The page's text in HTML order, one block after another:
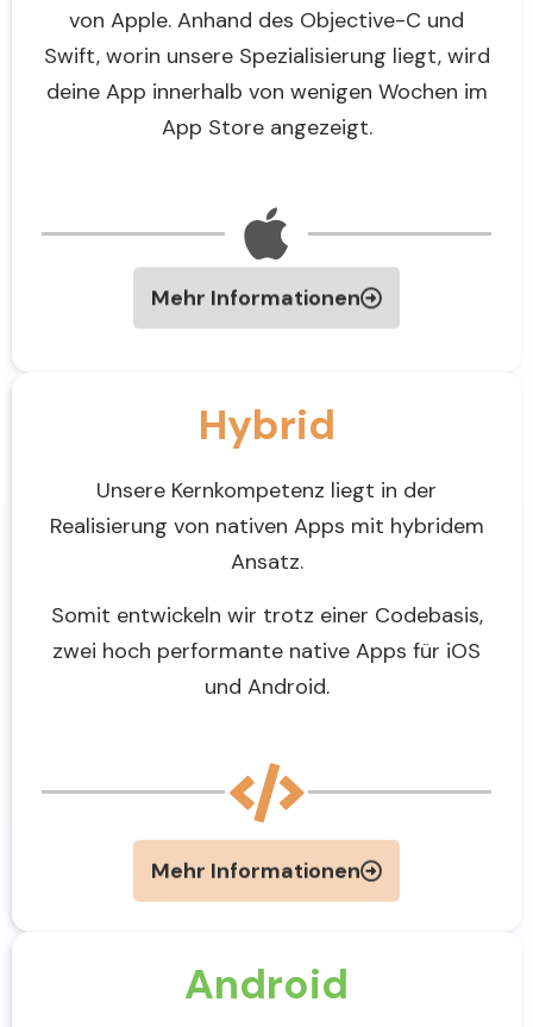
von Apple. Anhand des Objective-C und
Swift, worin unsere Spezialisierung liegt, wird
deine App innerhalb von wenigen Wochen im
App Store angezeigt.
Mehr Informationen
Hybrid
Unsere Kernkompetenz liegt in der
Realisierung von nativen Apps mit hybridem
Ansatz.
Somit entwickeln wir trotz einer Codebasis,
zwei hoch performante native Apps für iOS
und Android.
Mehr Informationen
Android